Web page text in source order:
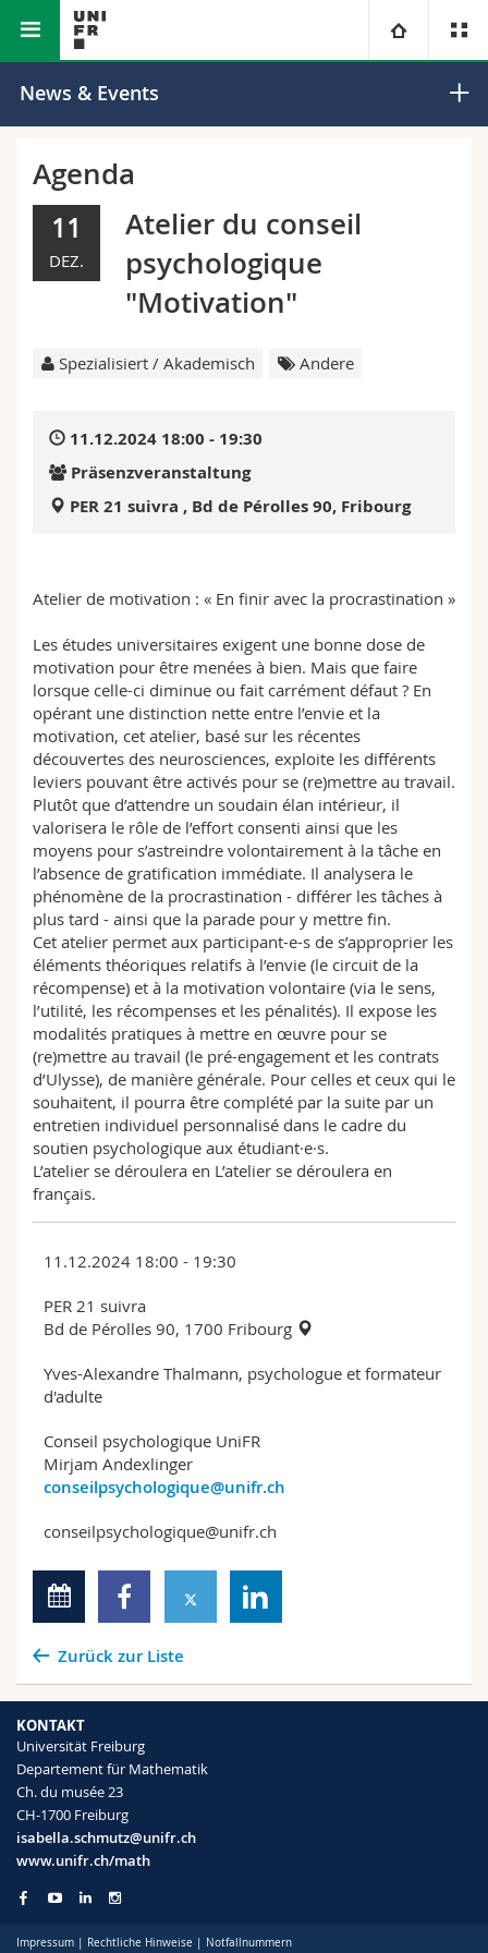
Universität
Campus
Forschung
Theologische Fak.
Rechtswissenschaftliche Fak.
Fak. für Erziehungs- und Bildungswissenschaften
Math.-Nat. und Med. Fak.
Informationen für
Studieninteressierte
Forschende
Mitarbeitende
Ressourcen
Bibliotheken
Webmail
Math.-Nat. und Med. Fakultät Departement für Mathematik
News & Events
Agenda
11
DEZ.
Atelier du conseil
psychologique
"Motivation"
Spezialisiert / Akademisch Andere
11.12.2024 18:00 - 19:30
Präsenzveranstaltung
PER 21 suivra , Bd de Pérolles 90, Fribourg
Atelier de motivation : « En finir avec la procrastination »
Les études universitaires exigent une bonne dose de
motivation pour être menées à bien. Mais que faire
lorsque celle-ci diminue ou fait carrément défaut ? En
opérant une distinction nette entre l’envie et la
motivation, cet atelier, basé sur les récentes
découvertes des neurosciences, exploite les différents
leviers pouvant être activés pour se (re)mettre au travail.
Plutôt que d’attendre un soudain élan intérieur, il
valorisera le rôle de l’effort consenti ainsi que les
moyens pour s’astreindre volontairement à la tâche en
l’absence de gratification immédiate. Il analysera le
phénomène de la procrastination - différer les tâches à
plus tard - ainsi que la parade pour y mettre fin.
Cet atelier permet aux participant-e-s de s’approprier les
éléments théoriques relatifs à l’envie (le circuit de la
récompense) et à la motivation volontaire (via le sens,
l’utilité, les récompenses et les pénalités). Il expose les
modalités pratiques à mettre en œuvre pour se
(re)mettre au travail (le pré-engagement et les contrats
d’Ulysse), de manière générale. Pour celles et ceux qui le
souhaitent, il pourra être complété par la suite par un
entretien individuel personnalisé dans le cadre du
soutien psychologique aux étudiant·e·s.
L’atelier se déroulera en L’atelier se déroulera en
français.
11.12.2024 18:00 - 19:30
PER 21 suivra
Bd de Pérolles 90, 1700 Fribourg
Yves-Alexandre Thalmann, psychologue et formateur
d'adulte
Conseil psychologique UniFR
Mirjam Andexlinger
conseilpsychologique@unifr.ch
conseilpsychologique@unifr.ch
Zurück zur Liste
KONTAKT
Universität Freiburg
Departement für Mathematik
Ch. du musée 23
CH-1700 Freiburg
isabella.schmutz@unifr.ch
www.unifr.ch/math
Impressum Rechtliche Hinweise Notfallnummern